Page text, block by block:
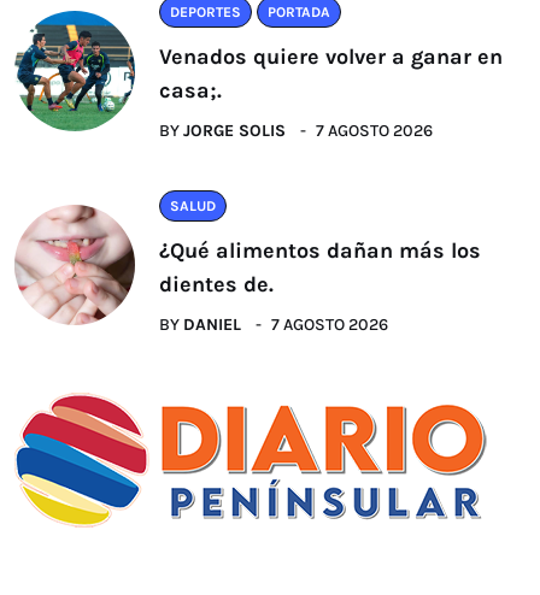
DEPORTES PORTADA
Venados quiere volver a ganar en
casa;.
BYJORGE SOLIS 7 AGOSTO 2026
SALUD
¿Qué alimentos dañan más los
dientes de.
BY DANIEL 7 AGOSTO 2026